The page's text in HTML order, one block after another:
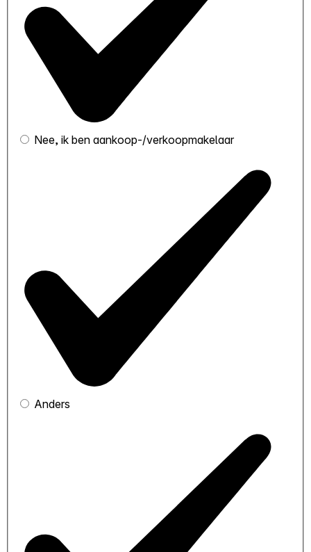
Nee, ik ben aankoop-/verkoopmakelaar
Anders